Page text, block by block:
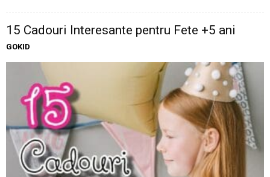
15 Cadouri Interesante pentru Fete +5 ani
GOKID